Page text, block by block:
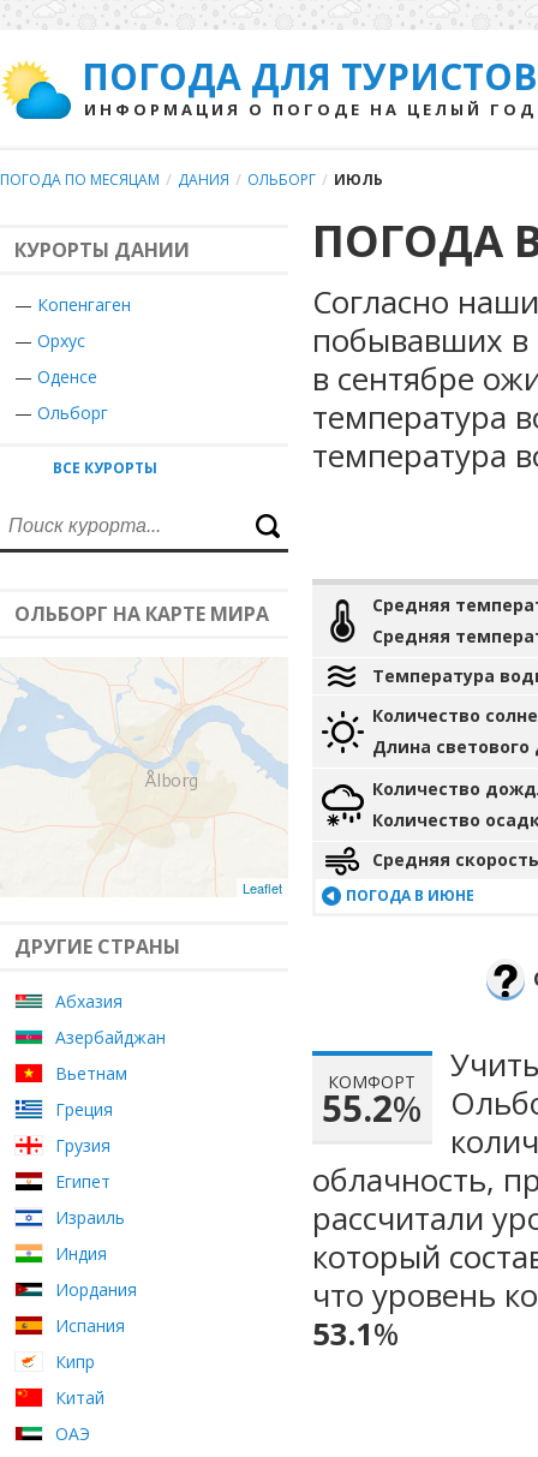
ПОГОДА ДЛЯ ТУРИСТОВ
ИНФОРМАЦИЯ О ПОГОДЕ НА ЦЕЛЫЙ ГОД
ПОГОДА ПО МЕСЯЦАМ / ДАНИЯ / ОЛЬБОРГ / ИЮЛЬ
КУРОРТЫ ДАНИИ
— Копенгаген
— Орхус
— Оденсе
— Ольборг
ВСЕ КУРОРТЫ
ОЛЬБОРГ НА КАРТЕ МИРА
Leaflet
ДРУГИЕ СТРАНЫ
Абхазия
Азербайджан
Вьетнам
Греция
Грузия
Египет
Израиль
Индия
Иордания
Испания
Кипр
Китай
ОАЭ
ПОГОДА
Согласно
побывавших в
в сентябре
температура
температура
Средняя
Средняя
Температура
Количество
Длина светового
Количество
Количество
Средняя
ПОГОДА В ИЮНЕ
КОМФОРТ
55.2%
облачность,
рассчитали
который
что уровень
53.1%